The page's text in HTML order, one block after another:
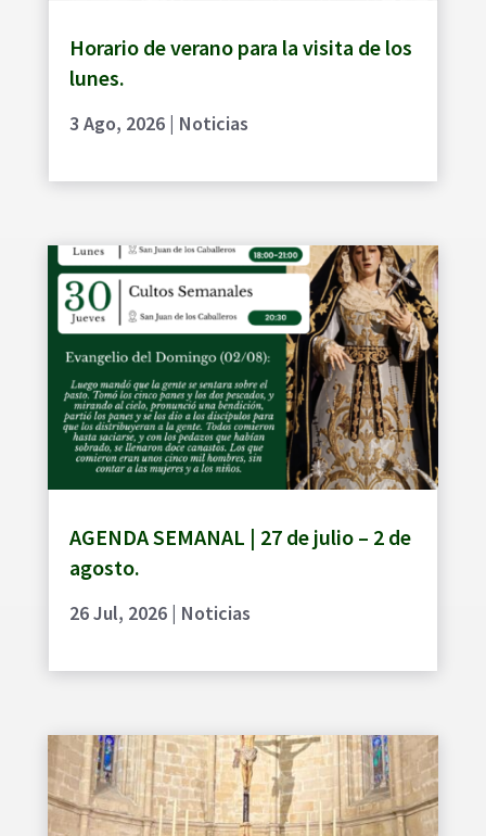
Horario de verano para la visita de los
lunes.
3 Ago, 2026| Noticias
AGENDA SEMANAL | 27 de julio – 2 de
agosto.
26 Jul, 2026| Noticias